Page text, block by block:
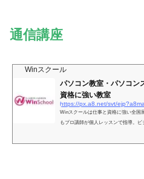
通信講座
Winスクール
パソコン教室・パソコン
資格に強い教室
https://px.a8.net/svt/
Winスクールは仕事と資格に強い全国
もプロ講師が個人レッスンで指導。